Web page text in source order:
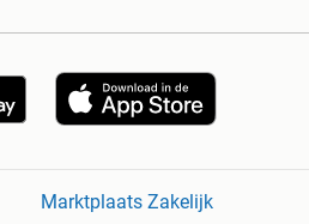
Marktplaats Zakelijk